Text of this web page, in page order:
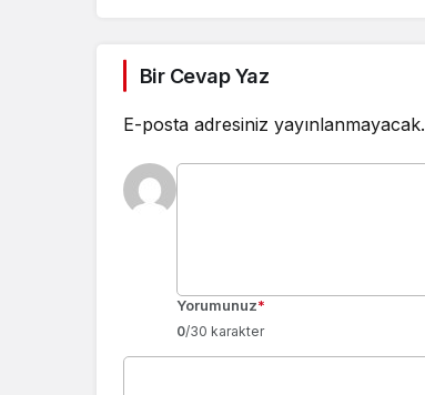
Bir Cevap Yaz
E-posta adresiniz yayınlanmayacak.
Yorumunuz*
0/30 karakter